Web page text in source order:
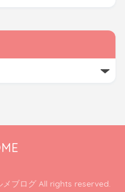
ブログ All rights reserved.